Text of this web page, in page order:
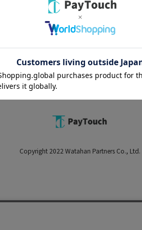
スマートフォン PC
Copyright 2022 Watahan Partners Co., Ltd.